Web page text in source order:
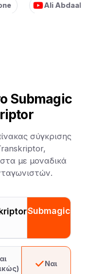
Ali Abdaal
Submagic
σύγκρισης
με μοναδικά
Submagic
Ναι